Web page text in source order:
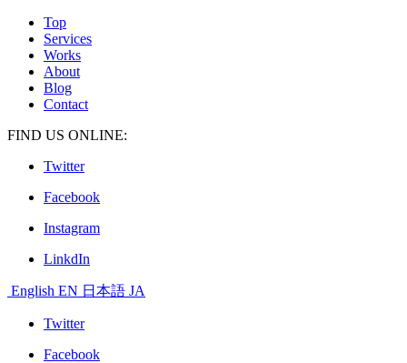
Top
Services
Works
About
Blog
Contact
FIND US ONLINE:
Twitter
Facebook
Instagram
LinkdIn
English EN 日本語 JA
Twitter
Facebook